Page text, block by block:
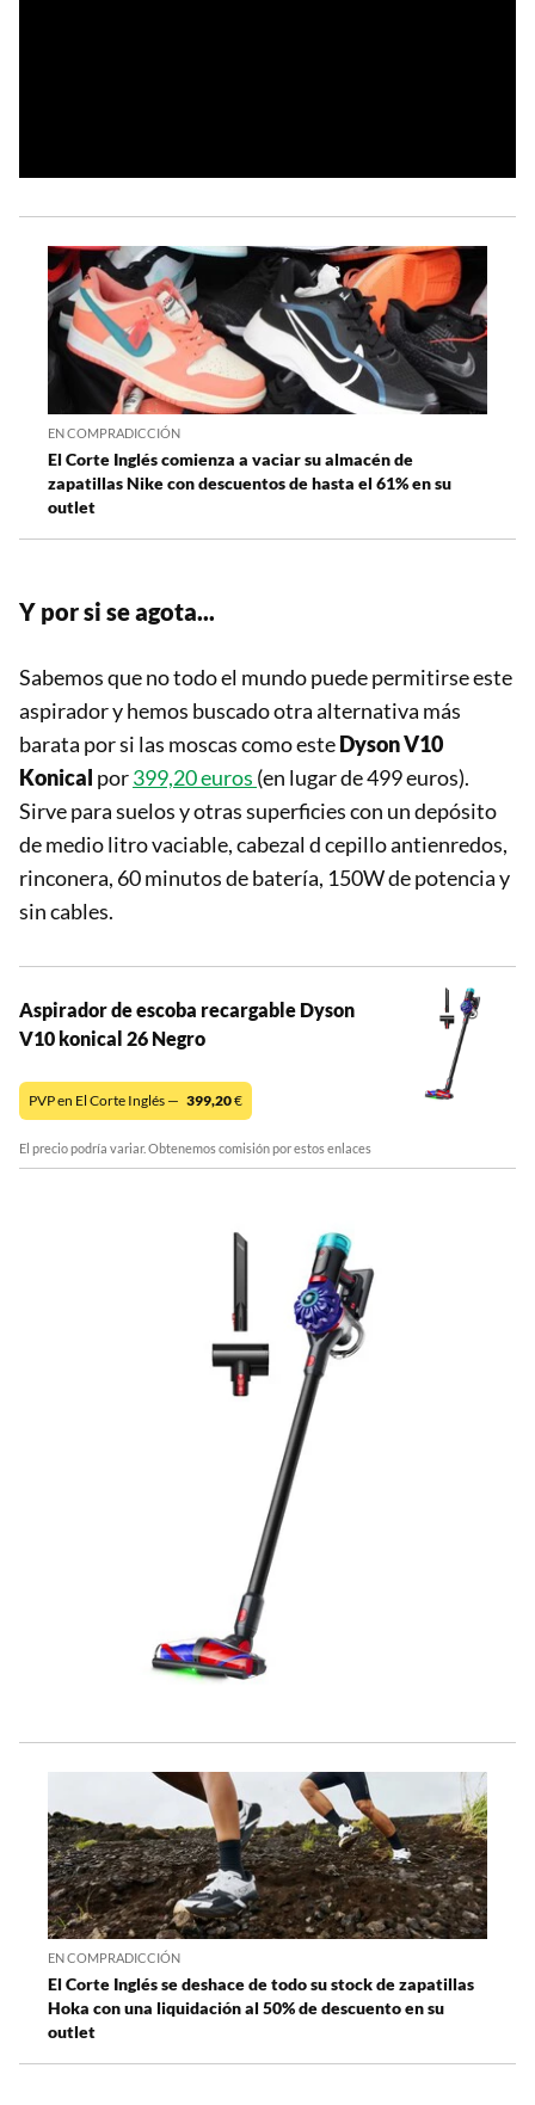
EN COMPRADICCIÓN
El Corte Inglés comienza a vaciar su almacén de
zapatillas Nike con descuentos de hasta el 61% en su
outlet
Y por si se agota...
Sabemos que no todo el mundo puede permitirse este
aspirador y hemos buscado otra alternativa más
barata por si las moscas como esteDyson V10
Konical por399,20 euros (en lugar de 499 euros).
Sirve para suelos y otras superficies con un depósito
de medio litro vaciable, cabezal d cepillo antienredos,
rinconera, 60 minutos de batería, 150W de potencia y
sin cables.
Aspirador de escoba recargable Dyson
V10 konical 26 Negro
PVP en El Corte Inglés — 399,20€
El precio podría variar. Obtenemos comisión por estos enlaces
EN COMPRADICCIÓN
El Corte Inglés se deshace de todo su stock de zapatillas
Hoka con una liquidación al 50% de descuento en su
outlet